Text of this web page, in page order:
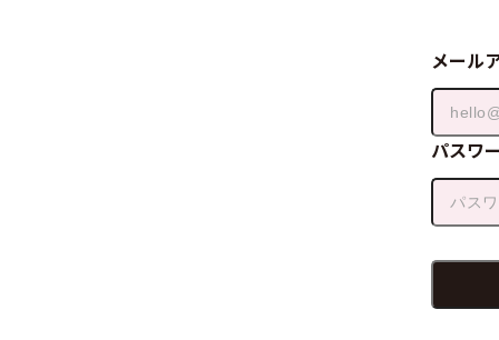
メール
パスワ